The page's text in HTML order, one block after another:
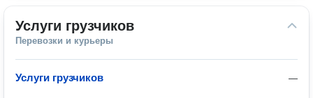
Услуги грузчиков
Перевозки и курьеры
—
Услуги грузчиков